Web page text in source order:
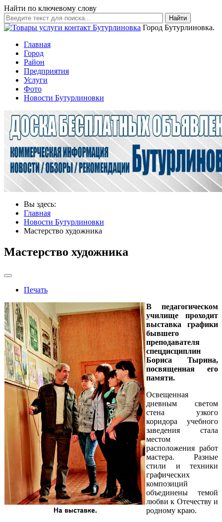
Найти по ключевому слову
Найти
Город Бутурлиновка.
Главная
Город
Район
Предприятия
Услуги
Фото
Новости Бутурлиновки
Вы здесь:
Главная
Новости Бутурлиновки
Мастерство художника
Мастерство художника
Печать
В педагогическом
училище проходит
выставка графики
бывшего
преподавателя
спецдисциплин
Бориса Тырина,
посвященная его
памяти.
Освещенная
дневным светом
стена узкого
коридора учебного
заведения стала
местом
расположения работ
мастера. Разные
стили и техники
графических
композиций
объединены темой
любви к Отечеству и
родному краю.